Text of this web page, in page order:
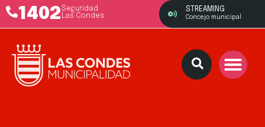
1402 Seguridad
Las Condes
STREAMING
Concejo municipal